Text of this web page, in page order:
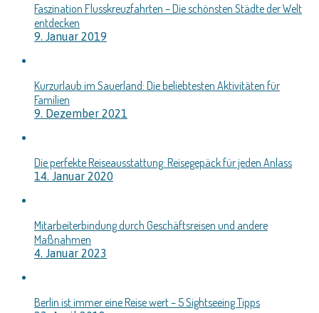
Faszination Flusskreuzfahrten – Die schönsten Städte der Welt
entdecken
9. Januar 2019
Kurzurlaub im Sauerland: Die beliebtesten Aktivitäten für
Familien
9. Dezember 2021
Die perfekte Reiseausstattung: Reisegepäck für jeden Anlass
14. Januar 2020
Mitarbeiterbindung durch Geschäftsreisen und andere
Maßnahmen
4. Januar 2023
Berlin ist immer eine Reise wert – 5 Sightseeing Tipps